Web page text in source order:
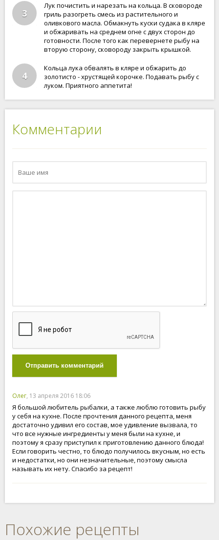
3
Лук почистить и нарезать на кольца. В сковороде
гриль разогреть смесь из растительного и
оливкового масла. Обмакнуть куски судака в кляре
и обжаривать на среднем огне с двух сторон до
готовности. После того как перевернете рыбу на
вторую сторону, сковороду закрыть крышкой.
4
Кольца лука обвалять в кляре и обжарить до
золотисто - хрустящей корочке. Подавать рыбу с
луком. Приятного аппетита!
Комментарии
Отправить комментарий
Олег, 13 апреля 2016 18:06
Я большой любитель рыбалки, а также люблю готовить рыбу
у себя на кухне. После прочтения данного рецепта, меня
достаточно удивил его состав, мое удивление вызвала, то
что все нужные ингредиенты у меня были на кухне, и
поэтому я сразу приступил к приготовлению данного блюда!
Если говорить честно, то блюдо получилось вкусным, но есть
и недостатки, но они незначительные, поэтому смысла
называть их нету. Спасибо за рецепт!
Похожие рецепты